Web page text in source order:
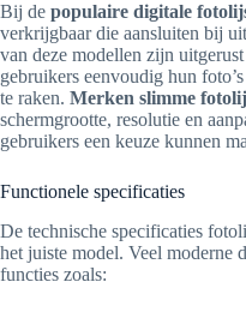
Bij de populaire digitale
verkrijgbaar die aansluiten bij
van deze modellen zijn
gebruikers eenvoudig hun
te raken. Merken slimme
schermgrootte, resolutie en
gebruikers een keuze kunnen
Functionele specificaties
De technische specificaties
het juiste model. Veel moderne
functies zoals: